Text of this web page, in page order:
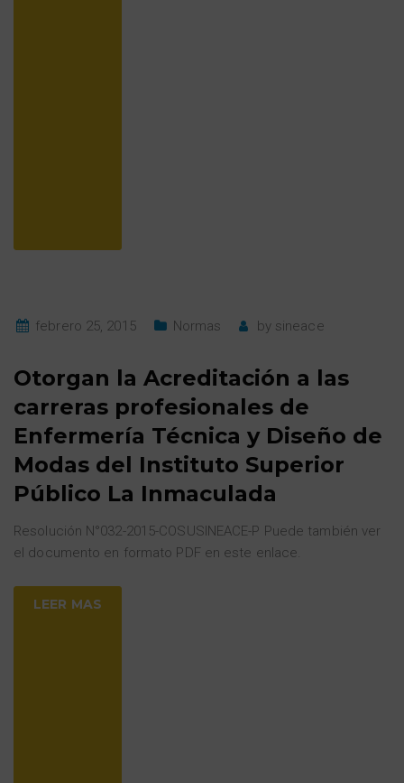
febrero 25, 2015 Normas by sineace
Otorgan la Acreditación a las
carreras profesionales de
Enfermería Técnica y Diseño de
Modas del Instituto Superior
Público La Inmaculada
Resolución N°032-2015-COSUSINEACE-P Puede también ver
el documento en formato PDF en este enlace.
LEER MAS